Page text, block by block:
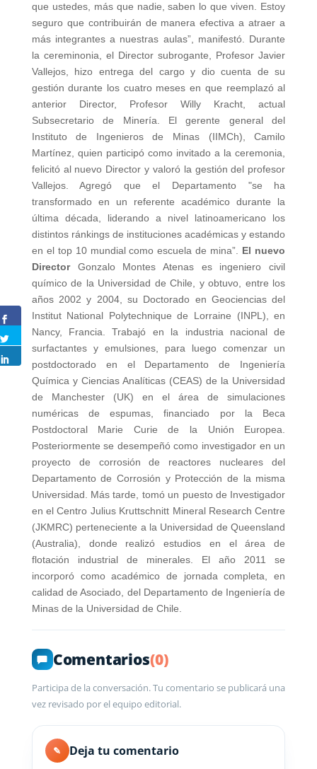
que ustedes, más que nadie, saben lo que viven. Estoy
seguro que contribuirán de manera efectiva a atraer a
más integrantes a nuestras aulas”, manifestó. Durante
la cereminonia, el Director subrogante, Profesor Javier
Vallejos, hizo entrega del cargo y dio cuenta de su
gestión durante los cuatro meses en que reemplazó al
anterior Director, Profesor Willy Kracht, actual
Subsecretario de Minería. El gerente general del
Instituto de Ingenieros de Minas (IIMCh), Camilo
Martínez, quien participó como invitado a la ceremonia,
felicitó al nuevo Director y valoró la gestión del profesor
Vallejos. Agregó que el Departamento "se ha
transformado en un referente académico durante la
última década, liderando a nivel latinoamericano los
distintos ránkings de instituciones académicas y estando
en el top 10 mundial como escuela de mina”. El nuevo
DirectorGonzalo Montes Atenas es ingeniero civil
químico de la Universidad de Chile, y obtuvo, entre los
años 2002 y 2004, su Doctorado en Geociencias del
Institut National Polytechnique de Lorraine (INPL), en
Nancy, Francia. Trabajó en la industria nacional de
surfactantes y emulsiones, para luego comenzar un
postdoctorado en el Departamento de Ingeniería
Química y Ciencias Analíticas (CEAS) de la Universidad
de Manchester (UK) en el área de simulaciones
numéricas de espumas, financiado por la Beca
Postdoctoral Marie Curie de la Unión Europea.
Posteriormente se desempeñó como investigador en un
proyecto de corrosión de reactores nucleares del
Departamento de Corrosión y Protección de la misma
Universidad. Más tarde, tomó un puesto de Investigador
en el Centro Julius Kruttschnitt Mineral Research Centre
(JKMRC) perteneciente a la Universidad de Queensland
(Australia), donde realizó estudios en el área de
flotación industrial de minerales. El año 2011 se
incorporó como académico de jornada completa, en
calidad de Asociado, del Departamento de Ingeniería de
Minas de la Universidad de Chile.
Comentarios(0)
Participa de la conversación. Tu comentario se publicará una
vez revisado por el equipo editorial.
✎ Deja tu comentario